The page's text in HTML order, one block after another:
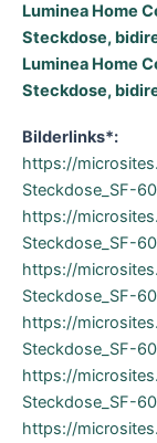
Luminea Home
Steckdose,
Luminea Home
Steckdose,
Bilderlinks*:
https://
Steckdose_SF-
https://
Steckdose_SF-
https://
Steckdose_SF-
https://
Steckdose_SF-
https://
Steckdose_SF-
https://